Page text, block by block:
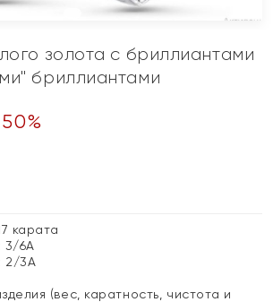
золота с бриллиантами
бриллиантами
50%
карата
3/6А
2/3А
(вес, каратность, чистота и